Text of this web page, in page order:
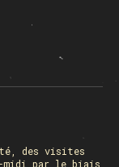
des visites
midi par le biais